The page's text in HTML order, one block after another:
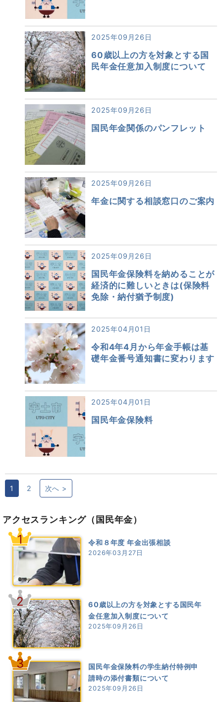
2025年09月26日
60歳以上の方を対象とする国
民年金任意加入制度について
2025年09月26日
国民年金関係のパンフレット
2025年09月26日
年金に関する相談窓口のご案内
2025年09月26日
国民年金保険料を納めることが
経済的に難しいときは(保険料
免除・納付猶予制度)
2025年04月01日
令和4年4月から年金手帳は基
礎年金番号通知書に変わります
2025年04月01日
国民年金保険料
1 2 次へ >
アクセスランキング （国民年金）
1 令和８年度 年金出張相談
2026年03月27日
2
60歳以上の方を対象とする国民年
金任意加入制度について
2025年09月26日
3
国民年金保険料の学生納付特例申
請時の添付書類について
2025年09月26日